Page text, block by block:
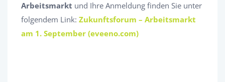
Arbeitsmarkt und Ihre Anmeldung finden Sie unter
folgendem Link: Zukunftsforum – Arbeitsmarkt
am 1. September (eveeno.com)